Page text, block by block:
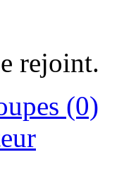
rejoint.
(0)